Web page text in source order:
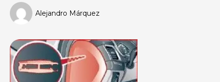
Alejandro Márquez